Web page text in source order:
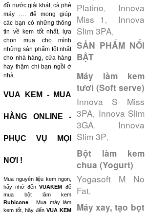
đồ nước giải khát, cà phê
máy …. để mong giúp
các bạn có những thông
tin về kem tốt nhất, lựa
chọn mua cho mình
những sản phẩm tốt nhất
cho nhà hàng, cửa hàng
hay thậm chí bạn ngồi ở
nhà.
VUA KEM - MUA
HÀNG ONLINE -
PHỤC VỤ MỌI
NƠI !
Mua nguyên liệu kem ngon,
hãy nhớ đếnVUAKEM
để
mua bột làm kem
Rubicone ! Mua máy làm
kem tốt, hãy đếnVUA KEM
Platino, Innova
Miss 1 , Innova
Slim 3PA,
SẢN PHẨM NỔI
BẬT
Máy làm kem
tươi (Soft serve)
Innova S Miss
3PA, Innova Slim
3GA, Innova
Slim 3P,
Bột làm kem
chua (Yogurt)
Yogasoft M No
Fat,
Máy xay, tạo bọt